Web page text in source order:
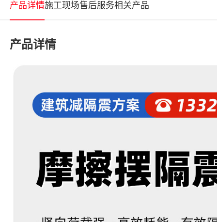
产品详情施工现场售后服务相关产品
产品详情